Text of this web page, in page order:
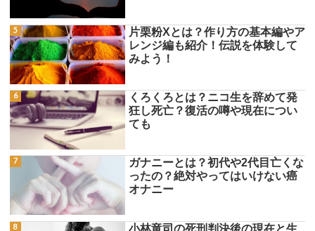
片栗粉Xとは？作り方の基本編やア
レンジ編も紹介！伝説を体験して
みよう！
くろくろとは？ニコ生を辞めて発
狂し死亡？復活の噂や現在につい
ても
ガナニーとは？初代や2代目亡くな
ったの？絶対やってはいけない癌
オナニー
小林竜司の死刑判決後の現在と生